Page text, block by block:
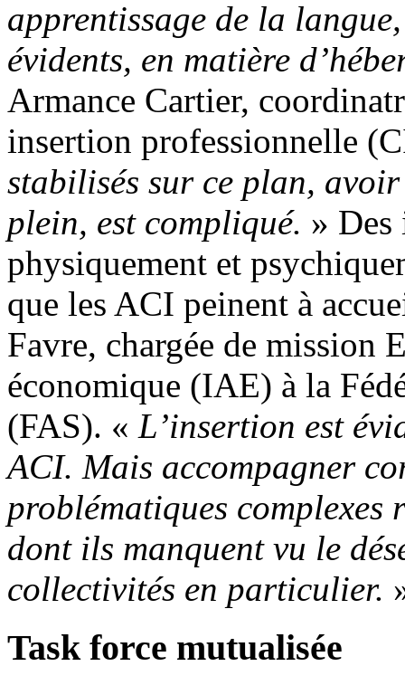
apprentissage de la
évidents, en matière
Armance Cartier,
insertion professionnelle
stabilisés sur ce plan,
plein, est compliqué. »
physiquement et
que les ACI peinent à
Favre, chargée de
économique (IAE) à la
(FAS). « L’insertion est
ACI. Mais accompagner
problématiques complexes
dont ils manquent vu le
collectivités en particulier.
Task force mutualisée